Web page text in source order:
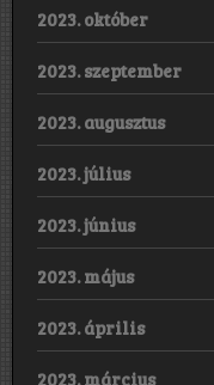
2023. október
2023. szeptember
2023. augusztus
2023. július
2023. június
2023. május
2023. április
2023. március